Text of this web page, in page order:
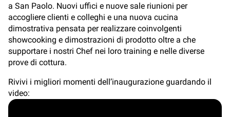
a San Paolo. Nuovi uffici e nuove sale riunioni per
accogliere clienti e colleghi e una nuova cucina
dimostrativa pensata per realizzare coinvolgenti
showcooking e dimostrazioni di prodotto oltre a che
supportare i nostri Chef nei loro training e nelle diverse
prove di cottura.
Rivivi i migliori momenti dell’inaugurazione guardando il
video: